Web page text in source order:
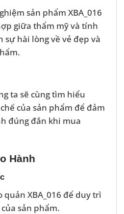
sản phẩm XBA_016
giữa thẩm mỹ và tính
hài lòng về vẻ đẹp và
ta sẽ cùng tìm hiểu
của sản phẩm để đảm
đúng đắn khi mua
Hành
quản XBA_016 để duy trì
sản phẩm.